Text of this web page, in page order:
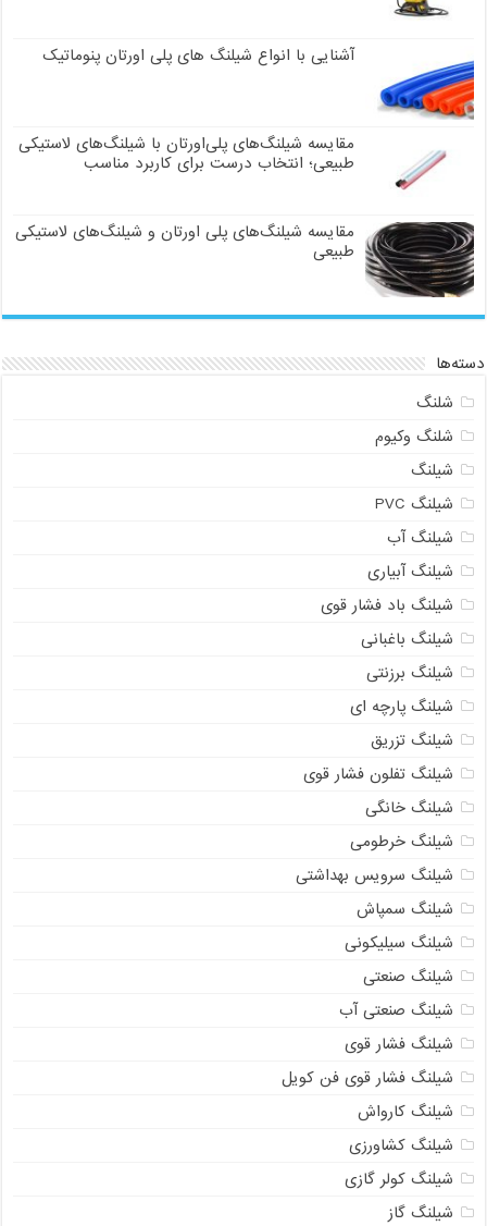
آشنایی با انواع شیلنگ های پلی اورتان پنوماتیک
مقایسه شیلنگ‌های پلی‌اورتان با شیلنگ‌های لاستیکی
طبیعی؛ انتخاب درست برای کاربرد مناسب
مقایسه شیلنگ‌های پلی اورتان و شیلنگ‌های لاستیکی
طبیعی
دسته‌ها
شلنگ
شلنگ وکیوم
شیلنگ
شیلنگ PVC
شیلنگ آب
شیلنگ آبیاری
شیلنگ باد فشار قوی
شیلنگ باغبانی
شیلنگ برزنتی
شیلنگ پارچه‌ ای
شیلنگ تزریق
شیلنگ تفلون فشار قوی
شیلنگ خانگی
شیلنگ خرطومی
شیلنگ سرویس بهداشتی
شیلنگ سمپاش
شیلنگ سیلیکونی
شیلنگ صنعتی
شیلنگ صنعتی آب
شیلنگ فشار قوی
شیلنگ فشار قوی فن کویل
شیلنگ کارواش
شیلنگ کشاورزی
شیلنگ کولر گازی
شیلنگ گاز